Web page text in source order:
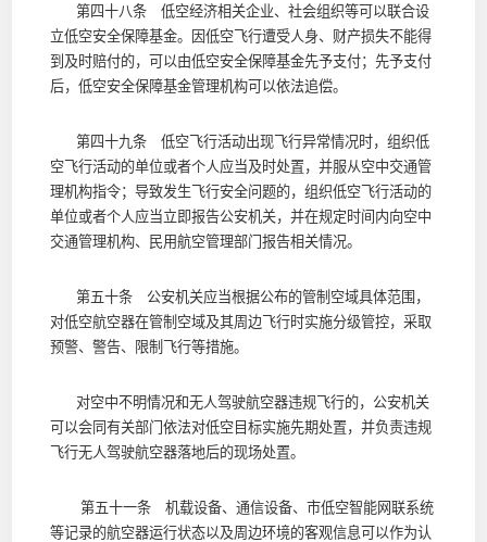
第四十八条 低空经济相关企业、社会组织等可以联合设
立低空安全保障基金。因低空飞行遭受人身、财产损失不能得
到及时赔付的，可以由低空安全保障基金先予支付；先予支付
后，低空安全保障基金管理机构可以依法追偿。
第四十九条 低空飞行活动出现飞行异常情况时，组织低
空飞行活动的单位或者个人应当及时处置，并服从空中交通管
理机构指令；导致发生飞行安全问题的，组织低空飞行活动的
单位或者个人应当立即报告公安机关，并在规定时间内向空中
交通管理机构、民用航空管理部门报告相关情况。
第五十条 公安机关应当根据公布的管制空域具体范围，
对低空航空器在管制空域及其周边飞行时实施分级管控，采取
预警、警告、限制飞行等措施。
对空中不明情况和无人驾驶航空器违规飞行的，公安机关
可以会同有关部门依法对低空目标实施先期处置，并负责违规
飞行无人驾驶航空器落地后的现场处置。
第五十一条 机载设备、通信设备、市低空智能网联系统
等记录的航空器运行状态以及周边环境的客观信息可以作为认